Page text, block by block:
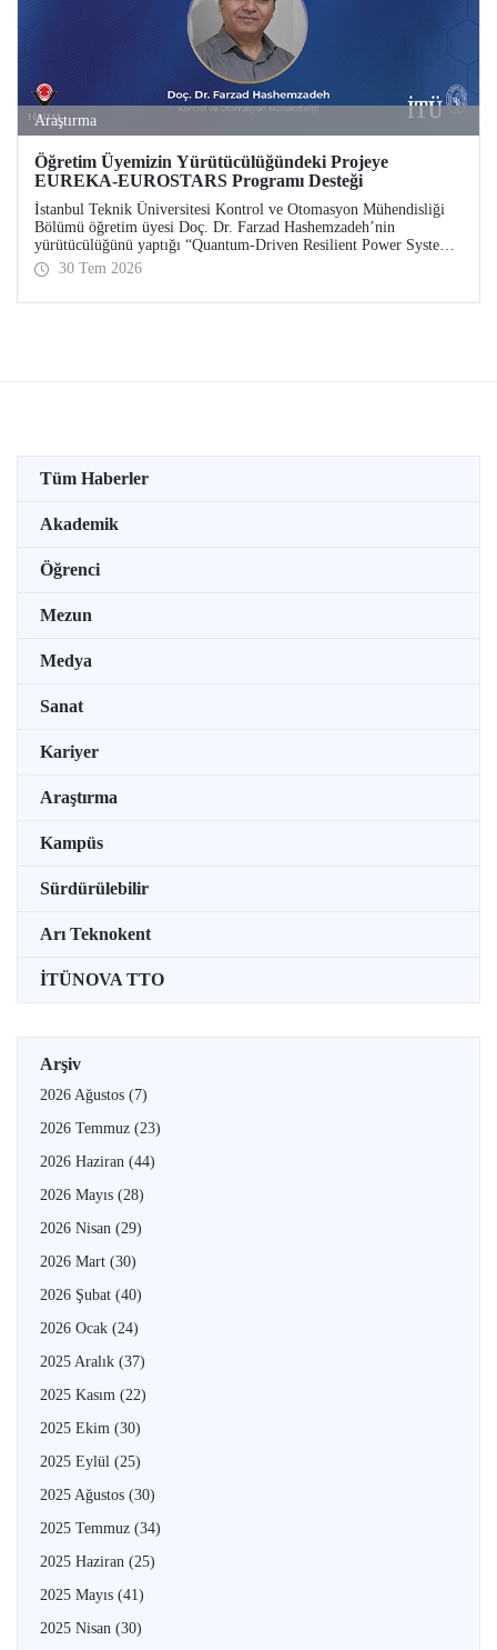
Araştırma
Öğretim Üyemizin Yürütücülüğündeki Projeye
EUREKA-EUROSTARS Programı Desteği
İstanbul Teknik Üniversitesi Kontrol ve Otomasyon Mühendisliği
Bölümü öğretim üyesi Doç. Dr. Farzad Hashemzadeh’nin
yürütücülüğünü yaptığı “Quantum-Driven Resilient Power Systems:
Revolutionizing Energy Security for the Future” başlıklı projesi,
EUREKA-EUROSTARS Programı kapsamında desteklenmeye hak
kazandı.
30 Tem 2026
Tüm Haberler
Akademik
Öğrenci
Mezun
Medya
Sanat
Kariyer
Araştırma
Kampüs
Sürdürülebilir
Arı Teknokent
İTÜNOVA TTO
Arşiv
2026 Ağustos (7)
2026 Temmuz (23)
2026 Haziran (44)
2026 Mayıs (28)
2026 Nisan (29)
2026 Mart (30)
2026 Şubat (40)
2026 Ocak (24)
2025 Aralık (37)
2025 Kasım (22)
2025 Ekim (30)
2025 Eylül (25)
2025 Ağustos (30)
2025 Temmuz (34)
2025 Haziran (25)
2025 Mayıs (41)
2025 Nisan (30)